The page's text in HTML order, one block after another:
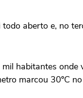
aberto e, no
habitantes onde
marcou 30ºC